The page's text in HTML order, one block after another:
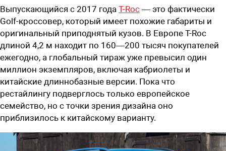
Выпускающийся с 2017 года T-Roc — это фактически
Golf-кроссовер, который имеет похожие габариты и
оригинальный приподнятый кузов. В Европе T-Roc
длиной 4,2 м находит по 160—200 тысяч покупателей
ежегодно, а глобальный тираж уже превысил один
миллион экземпляров, включая кабриолеты и
китайские длиннобазные версии. Пока что
рестайлингу подверглось только европейское
семейство, но с точки зрения дизайна оно
приблизилось к китайскому варианту.